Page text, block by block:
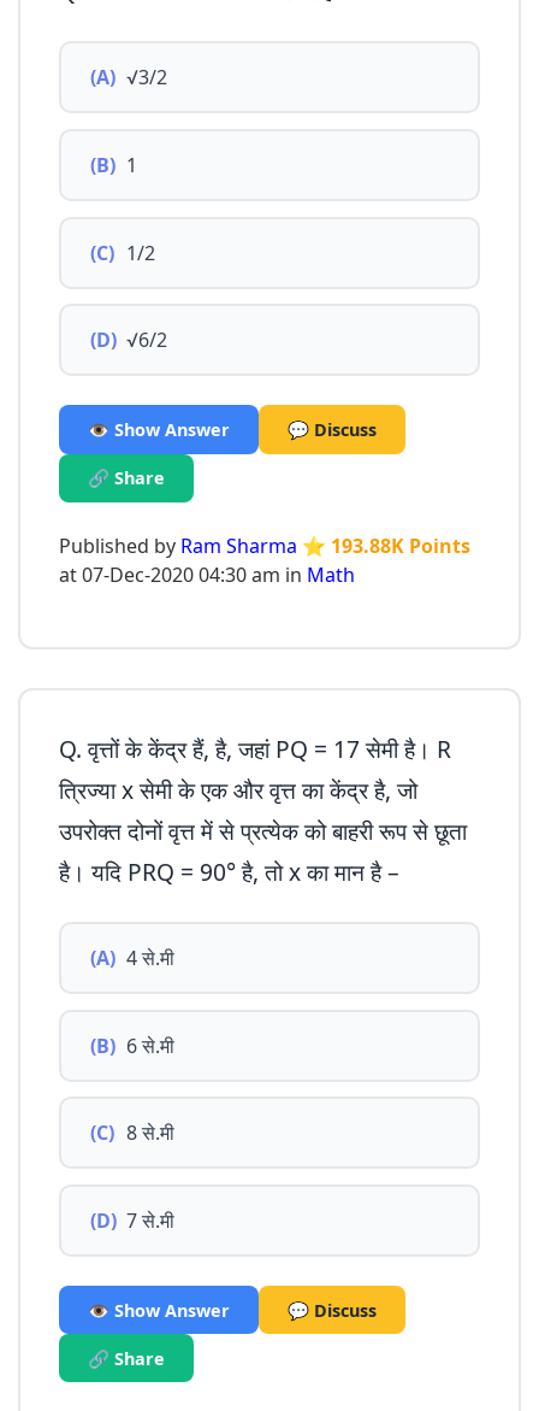
(A) √3/2
(B) 1
(C) 1/2
(D) √6/2
👁️ Show Answer 💬 Discuss
🔗 Share
Published by Ram Sharma ⭐ 193.88K Points
at 07-Dec-2020 04:30 am in Math
Q. वृत्तों के केंद्र हैं, है, जहां PQ = 17 सेमी है। R
त्रिज्या x सेमी के एक और वृत्त का केंद्र है, जो
उपरोक्त दोनों वृत्त में से प्रत्येक को बाहरी रूप से छूता
है। यदि PRQ = 90° है, तो x का मान है –
(A) 4 से.मी
(B) 6 से.मी
(C) 8 से.मी
(D) 7 से.मी
👁️ Show Answer 💬 Discuss
🔗 Share